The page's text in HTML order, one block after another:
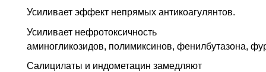
Усиливает эффект непрямых антикоагулянтов.
Усиливает нефротоксичность
аминогликозидов, полимиксинов, фенилбутазона,
Салицилаты и индометацин замедляют